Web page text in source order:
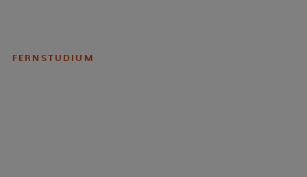
FERNSTUDIUM